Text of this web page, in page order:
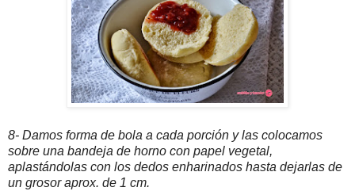
8- Damos forma de bola a cada porción y las colocamos
sobre una bandeja de horno con papel vegetal,
aplastándolas con los dedos enharinados hasta dejarlas de
un grosor aprox. de 1 cm.